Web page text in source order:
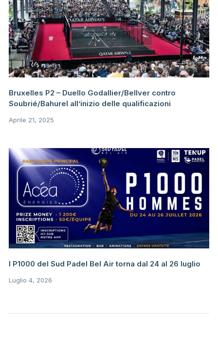
Bruxelles P2 – Duello Godallier/Bellver contro
Soubrié/Bahurel all’inizio delle qualificazioni
Aprile 21, 2025
I P1000 del Sud Padel Bel Air torna dal 24 al 26 luglio
Luglio 4, 2026